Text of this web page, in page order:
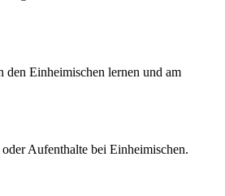
den Einheimischen lernen und am
Aufenthalte bei Einheimischen.